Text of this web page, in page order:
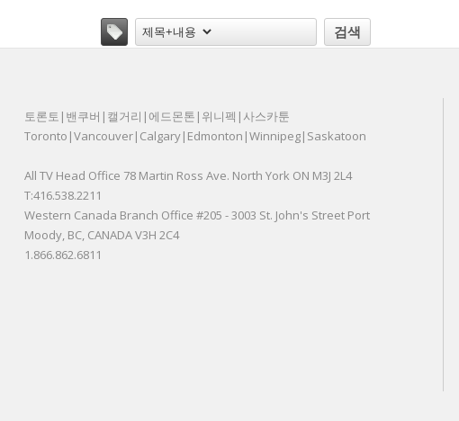
검색
토론토|밴쿠버|캘거리|에드몬톤|위니펙|사스카툰
Toronto|Vancouver|Calgary|Edmonton|Winnipeg|Saskatoon
All TV Head Office 78 Martin Ross Ave. North York ON M3J 2L4
T:416.538.2211
Western Canada Branch Office #205 - 3003 St. John's Street Port
Moody, BC, CANADA V3H 2C4
1.866.862.6811